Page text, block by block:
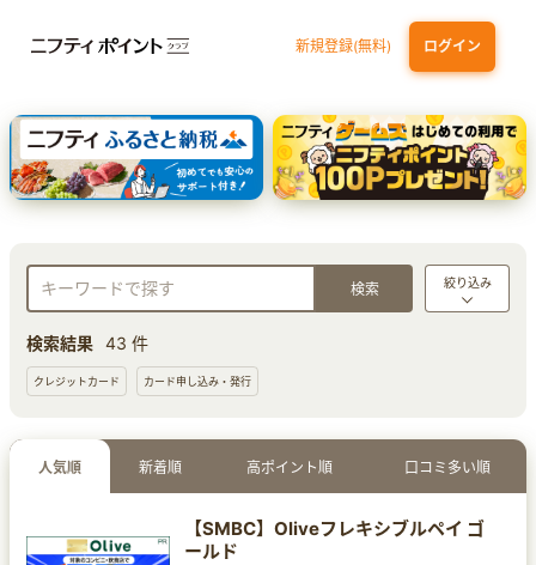
新規登録(無料) ログイン
三井住友カード ゴールド（NL）（家族カード発行） dカード GOLD
【実質初月無料】DMM | Disney+(ディズニープラス) セットプラン
SBI証券 確定拠出年金（iDeCo）
絞り込み
検索結果 43 件
クレジットカード カード申し込み・発行
人気順 新着順 高ポイント順 口コミ多い順
【SMBC】Oliveフレキシブルペイ ゴ
ールド